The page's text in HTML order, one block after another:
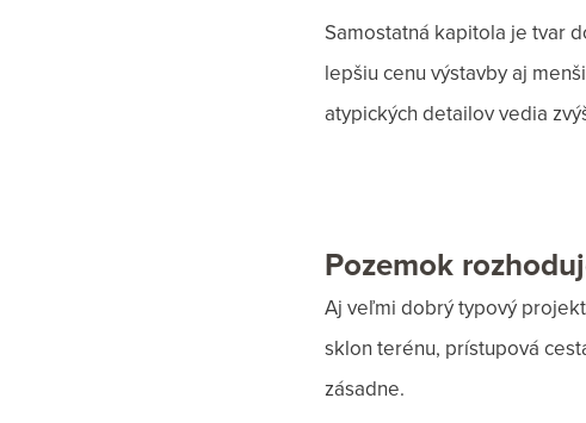
Samostatná kapitola je tvar
lepšiu cenu výstavby aj
atypických detailov vedia
Pozemok
Aj veľmi dobrý typový
sklon terénu, prístupová
zásadne.